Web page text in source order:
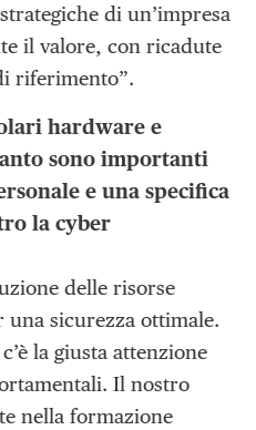
di un’impresa
il valore, con ricadute
riferimento”.
hardware e
sono importanti
e una specifica
la cyber
delle risorse
sicurezza ottimale.
la giusta attenzione
Il nostro
nella formazione